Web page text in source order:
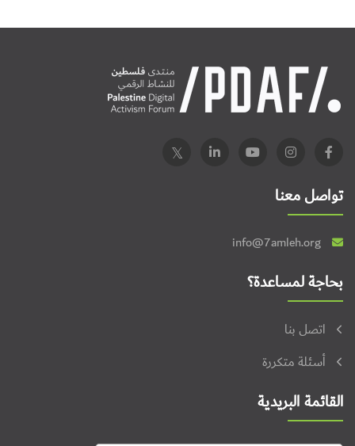
تواصل معنا
info@7amleh.org
بحاجة لمساعدة؟
اتصل بنا
أسئلة متكررة
القائمة البريدية